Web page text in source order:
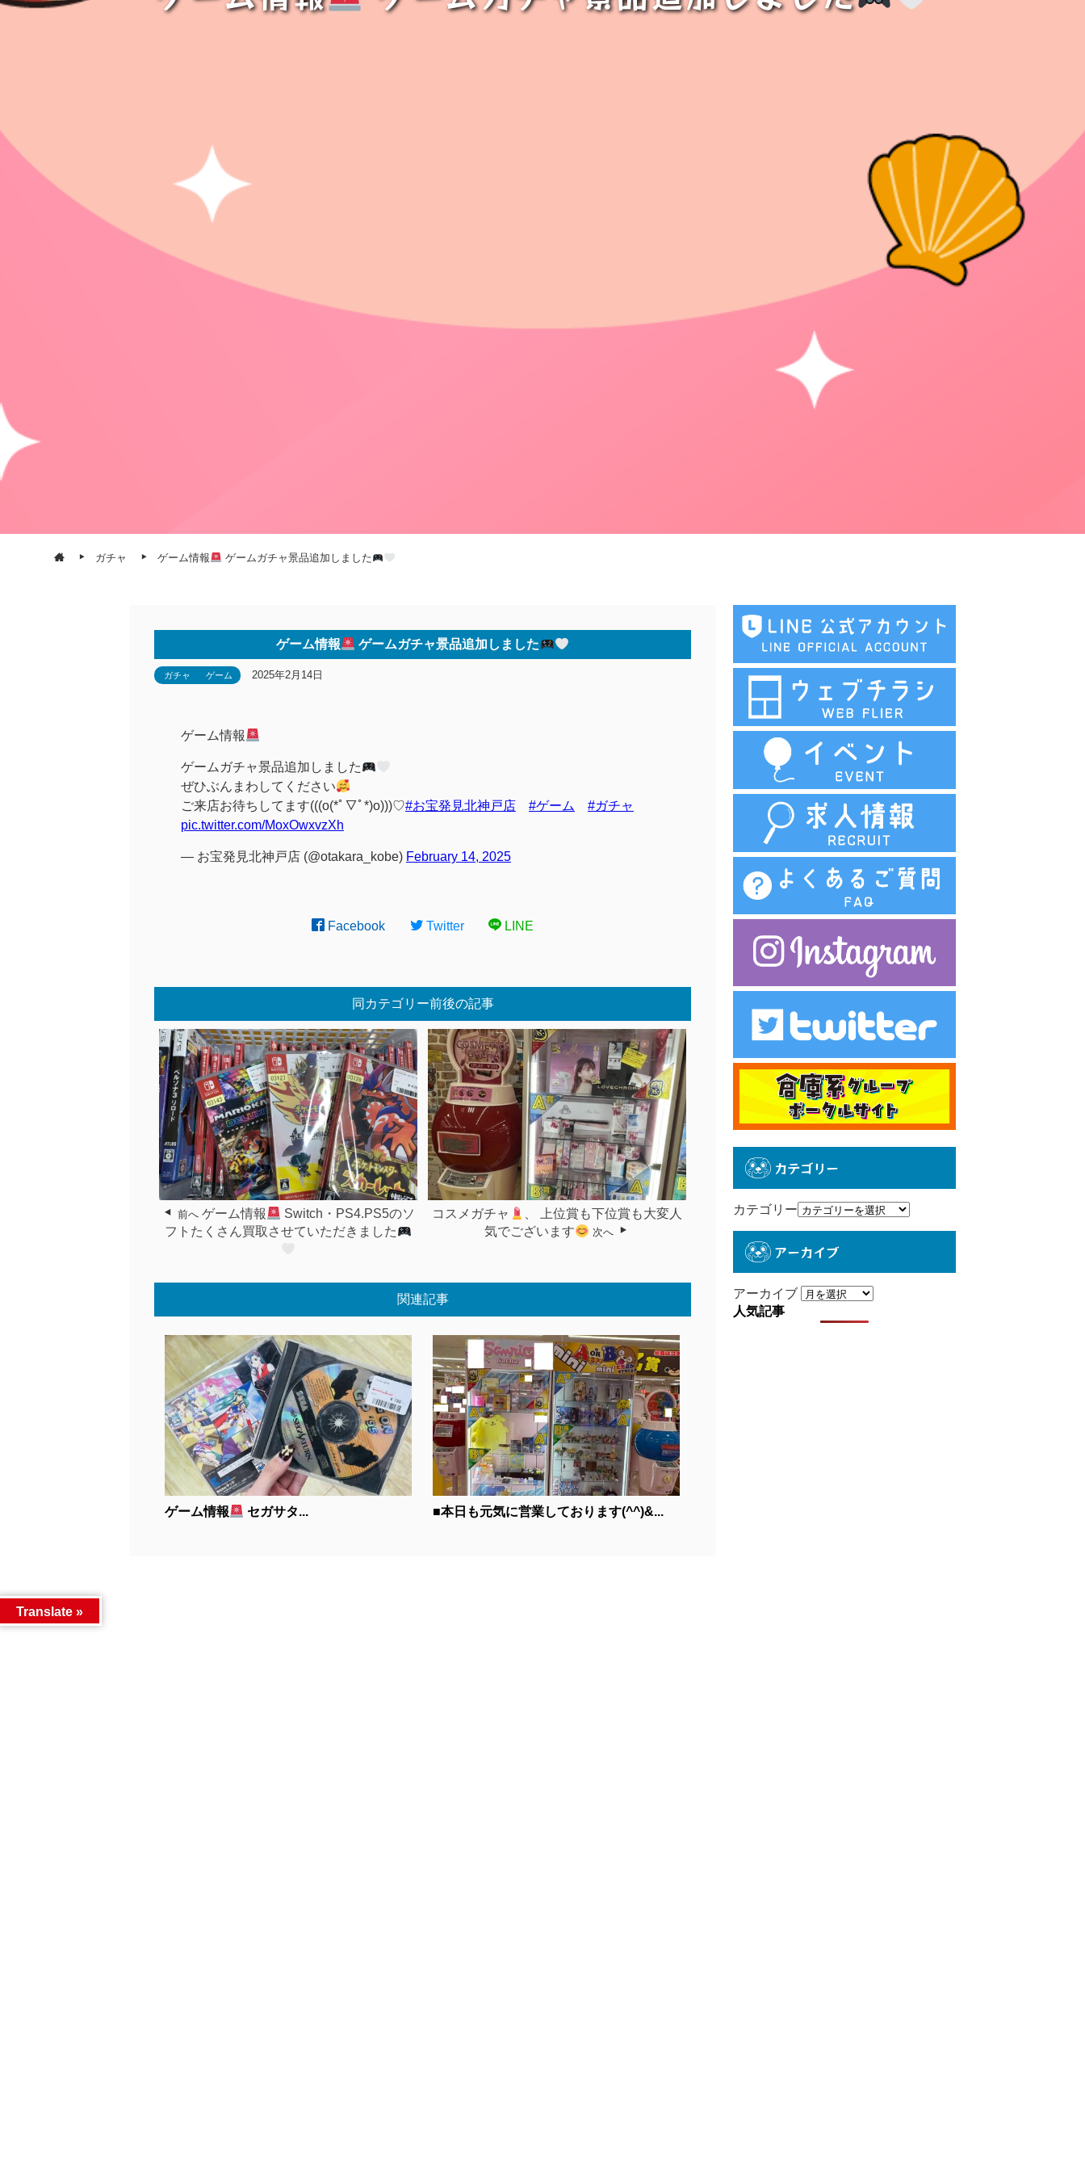
ガチャ ゲーム情報 ゲームガチャ景品追加しました
ゲーム情報 ゲームガチャ景品追加しました
ガチャ ゲーム 2025年2月14日
ゲーム情報
ゲームガチャ景品追加しました
ぜひぶんまわしてください
ご来店お待ちしてます(((o(*ﾟ▽ﾟ*)o)))♡#お宝発見北神戸店 #ゲーム
#ガチャ
pic.twitter.com/MoxOwxvzXh
— お宝発見北神戸店 (@otakara_kobe) February 14, 2025
Facebook Twitter LINE
同カテゴリー前後の記事
前へ ゲーム情報
Switch・PS4.PS5のソ
フトたくさん買取させていただきました
コスメガチャ
、 上位賞も下位賞も大変人
気でございます
次へ
関連記事
ゲーム情報 セガサタ... ■本日も元気に営業しております(^^)&...
カテゴリー
カテゴリー
アーカイブ
アーカイブ
人気記事
Translate »